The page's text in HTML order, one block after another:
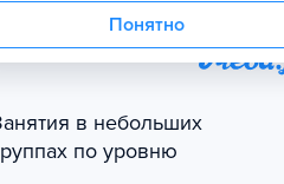
Понятно
в небольших
по уровню